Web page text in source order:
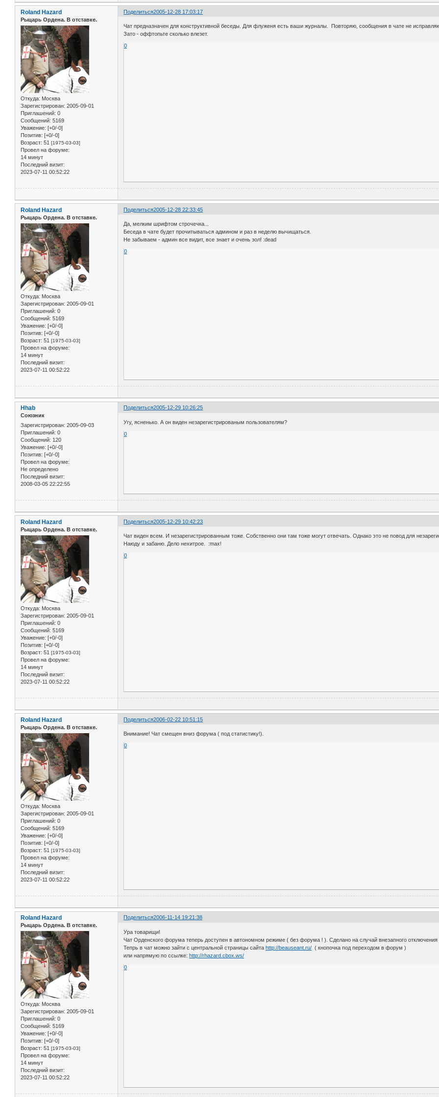
Поделиться2005-12-28 17:03:17
Roland Hazard
Рыцарь Ордена. В отставке.
Откуда: Москва
Зарегистрирован: 2005-09-01
Приглашений: 0
Сообщений: 5169
Уважение: [+0/-0]
Позитив: [+0/-0]
Возраст: 51 [1975-03-03]
Провел на форуме:
14 минут
Последний визит:
2023-07-11 00:52:22
Чат предназначен для конструктивной беседы. Для флуженя есть ваши журналы. Повторяю, сообщения в чате не
Зато - оффтопьте сколько влезет.
0
Поделиться2005-12-28 22:33:45
Roland Hazard
Рыцарь Ордена. В отставке.
Откуда: Москва
Зарегистрирован: 2005-09-01
Приглашений: 0
Сообщений: 5169
Уважение: [+0/-0]
Позитив: [+0/-0]
Возраст: 51 [1975-03-03]
Провел на форуме:
14 минут
Последний визит:
2023-07-11 00:52:22
Да, мелким шрифтом строчечка...
Беседа в чате будет прочитываться админом и раз в неделю вычищаться.
Не забываем - админ все видит, все знает и очень зол! :dead
0
Поделиться2005-12-29 10:26:25
Hhab
Союзник
Зарегистрирован: 2005-09-03
Приглашений: 0
Сообщений: 120
Уважение: [+0/-0]
Позитив: [+0/-0]
Провел на форуме:
Не определено
Последний визит:
2008-03-05 22:22:55
Угу, ясненько. А он виден незарегистрированым пользователям?
0
Поделиться2005-12-29 10:42:23
Roland Hazard
Рыцарь Ордена. В отставке.
Откуда: Москва
Зарегистрирован: 2005-09-01
Приглашений: 0
Сообщений: 5169
Уважение: [+0/-0]
Позитив: [+0/-0]
Возраст: 51 [1975-03-03]
Провел на форуме:
14 минут
Последний визит:
2023-07-11 00:52:22
Чат виден всем. И незарегистрированным тоже. Собственно они там тоже могут отвечать. Однако это не повод для
Наюду и забаню. Дело нехитрое. :max!
0
Поделиться2006-02-22 10:51:15
Roland Hazard
Рыцарь Ордена. В отставке.
Откуда: Москва
Зарегистрирован: 2005-09-01
Приглашений: 0
Сообщений: 5169
Уважение: [+0/-0]
Позитив: [+0/-0]
Возраст: 51 [1975-03-03]
Провел на форуме:
14 минут
Последний визит:
2023-07-11 00:52:22
Внимание! Чат смещен вниз форума ( под статистику!).
0
Поделиться2006-11-14 19:21:38
Roland Hazard
Рыцарь Ордена. В отставке.
Откуда: Москва
Зарегистрирован: 2005-09-01
Приглашений: 0
Сообщений: 5169
Уважение: [+0/-0]
Позитив: [+0/-0]
Возраст: 51 [1975-03-03]
Провел на форуме:
14 минут
Последний визит:
2023-07-11 00:52:22
Ура товарищи!
Чат Орденского форума теперь доступен в автономном режиме ( без форума ! ). Сделано на случай внезапного отключения
Тепрь в чат можно зайти с центральной страницы сайтаhttp://beauseant.ru/ ( кнопочка под переходом в форум )
или напрямую по ссылке:http://rhazard.cbox.ws/
0